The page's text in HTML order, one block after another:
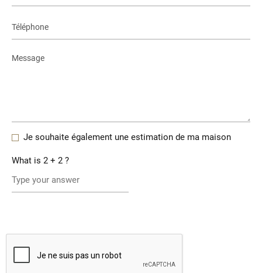
Je souhaite également une estimation de ma maison
What is 2 + 2 ?